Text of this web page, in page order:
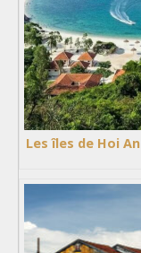
Les îles de Hoi An